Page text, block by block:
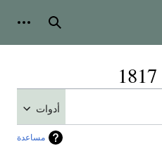
بحث
أدوات
مساعدة